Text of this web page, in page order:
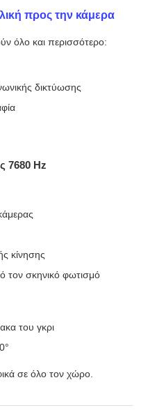
προς την κάμερα
όλο και περισσότερο:
δικτύωσης
7680 Hz
κίνησης
τον σκηνικό φωτισμό
του γκρι
σε όλο τον χώρο.